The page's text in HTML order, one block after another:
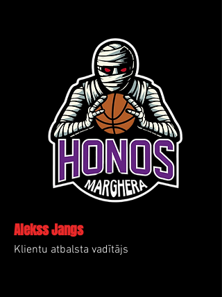
Alekss Jangs
Klientu atbalsta vadītājs